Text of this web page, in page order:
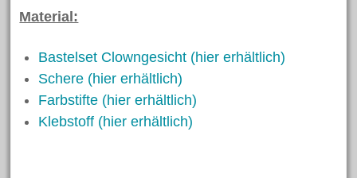
Material:
Bastelset Clowngesicht (hier erhältlich)
Schere (hier erhältlich)
Farbstifte (hier erhältlich)
Klebstoff (hier erhältlich)